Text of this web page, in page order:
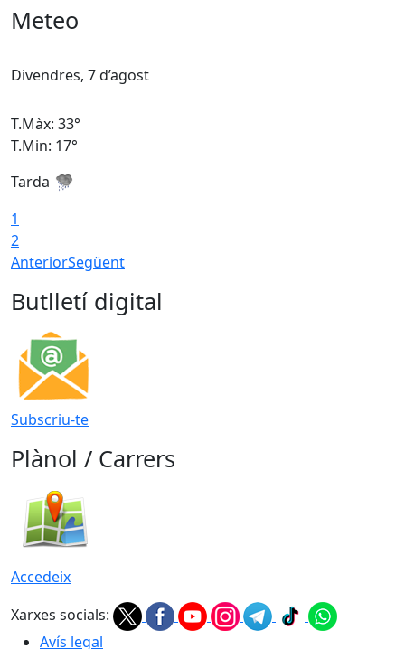
Meteo
Divendres, 7 d’agost
T.Màx: 33°
T.Min: 17°
Tarda
1
2
AnteriorSegüent
Butlletí digital
Subscriu-te
Plànol / Carrers
Accedeix
Xarxes socials:
Avís legal